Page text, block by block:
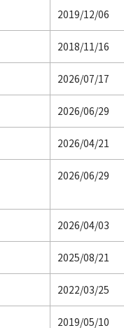
2019/12/06
2018/11/16
2026/07/17
2026/06/29
2026/04/21
2026/06/29
2026/04/03
2025/08/21
2022/03/25
2019/05/10